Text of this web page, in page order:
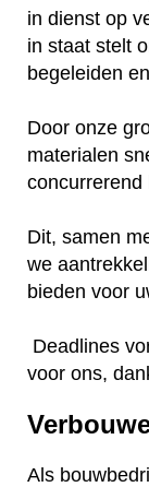
in dienst op
in staat stelt
begeleiden
Door onze
materialen
concurrerend
Dit, samen
we
bieden voor
Deadlines
voor ons,
Als